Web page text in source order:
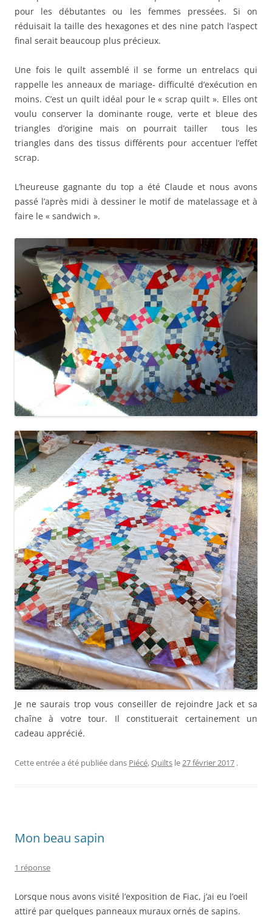
pour les débutantes ou les femmes pressées. Si on
réduisait la taille des hexagones et des nine patch l’aspect
final serait beaucoup plus précieux.
Une fois le quilt assemblé il se forme un entrelacs qui
rappelle les anneaux de mariage- difficulté d’exécution en
moins. C’est un quilt idéal pour le « scrap quilt ». Elles ont
voulu conserver la dominante rouge, verte et bleue des
triangles d’origine mais on pourrait tailler tous les
triangles dans des tissus différents pour accentuer l’effet
scrap.
L’heureuse gagnante du top a été Claude et nous avons
passé l’après midi à dessiner le motif de matelassage et à
faire le « sandwich ».
Je ne saurais trop vous conseiller de rejoindre Jack et sa
chaîne à votre tour. Il constituerait certainement un
cadeau apprécié.
Cette entrée a été publiée dans Piécé,Quilts le27 février 2017 .
Mon beau sapin
1 réponse
Lorsque nous avons visité l’exposition de Fiac, j’ai eu l’oeil
attiré par quelques panneaux muraux ornés de sapins.